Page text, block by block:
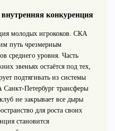
конкуренция
молодых игрококов. СКА
путь чрезмерным
среднего уровня. Часть
звеньях остаётся под тех,
подтягивать из системы
Петербург трансферы
не закрывает все дыры
для роста своих
становится